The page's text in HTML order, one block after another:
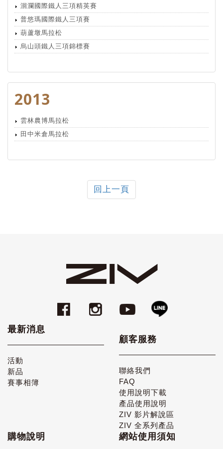
洄瀾國際鐵人三項精英賽
普悠瑪國際鐵人三項賽
葫蘆墩馬拉松
烏山頭鐵人三項錦標賽
2013
雲林農博馬拉松
田中米倉馬拉松
回上一頁
最新消息
活動
新品
賽事相簿
顧客服務
聯絡我們
FAQ
使用說明下載
產品使用說明
ZIV 影片解說區
ZIV 全系列產品
購物說明 網站使用須知